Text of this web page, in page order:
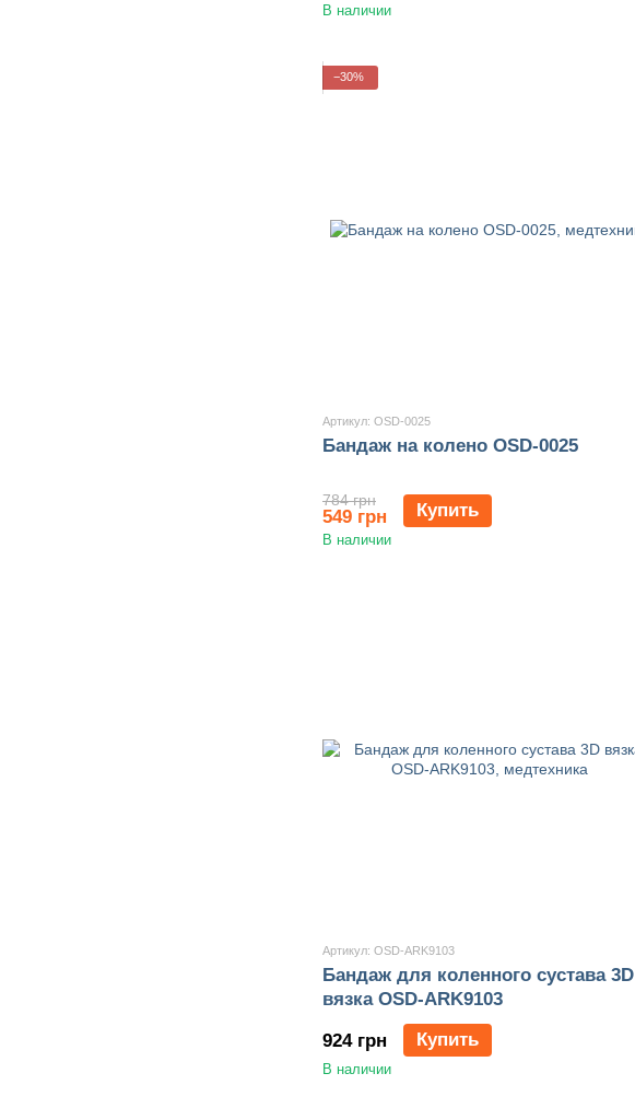
В наличии
−30%
Артикул: OSD-0025
Бандаж на колено OSD-0025
784 грн
549 грн Купить
В наличии
Артикул: OSD-ARK9103
Бандаж для коленного сустава 3D
вязка OSD-ARK9103
924 грн Купить
В наличии